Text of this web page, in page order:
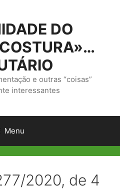
DO
e outras “coisas”
interessantes
Menu
2020, de 4